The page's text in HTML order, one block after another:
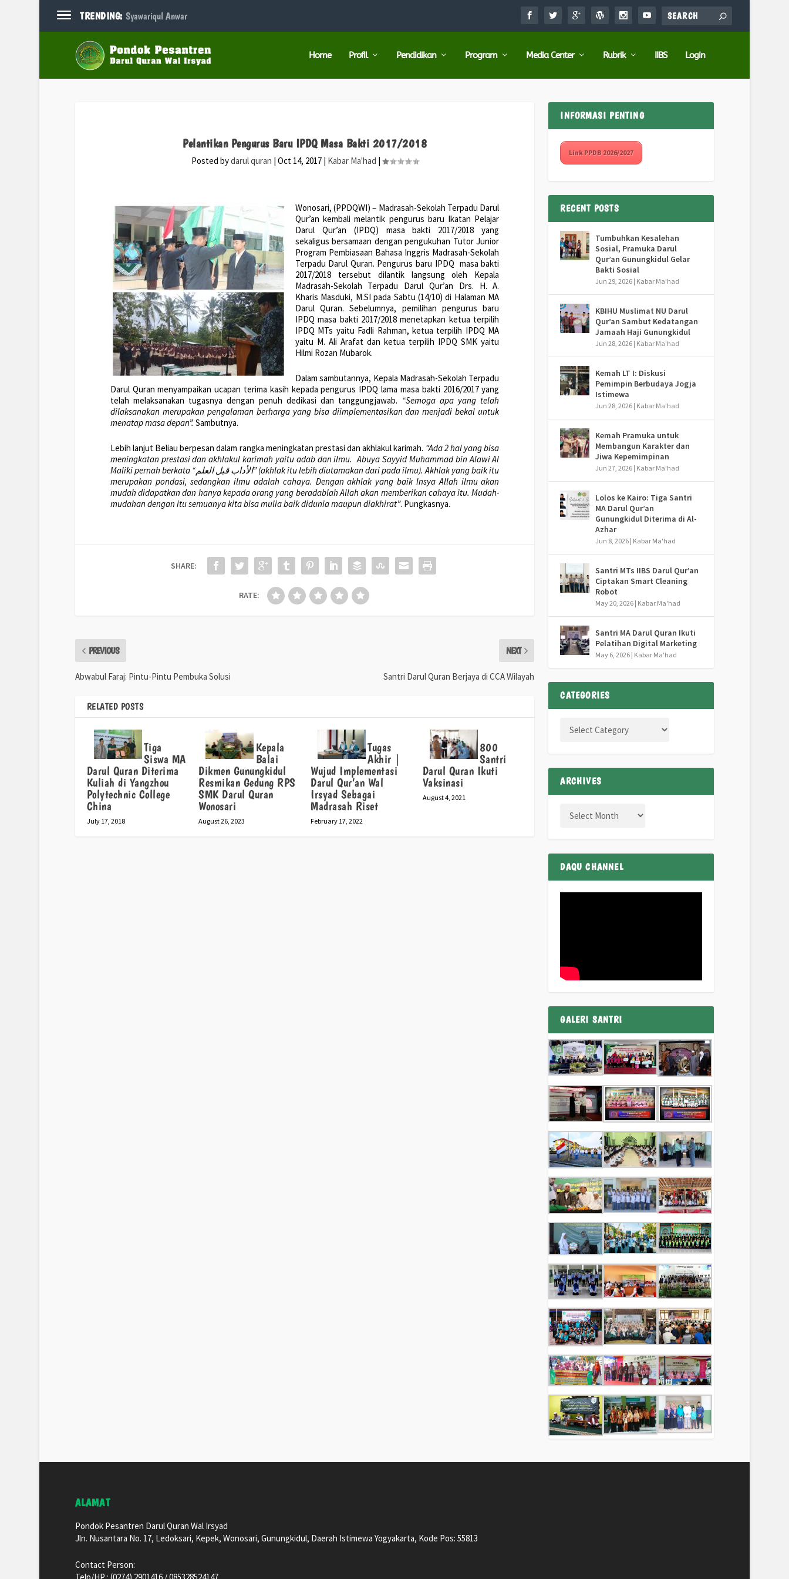
TRENDING: Syawariqul Anwar
Home Profil Pendidikan Program Media Center Rubrik IIBS Login
Pelantikan Pengurus Baru IPDQ Masa Bakti 2017/2018
Posted bydarul quran Oct 14, 2017| Kabar Ma'had
Wonosari, (PPDQWI) – Madrasah-Sekolah Terpadu Darul
Qur’an kembali melantik pengurus baru Ikatan Pelajar
Darul Qur’an (IPDQ) masa bakti 2017/2018 yang
sekaligus bersamaan dengan pengukuhan Tutor Junior
Program Pembiasaan Bahasa Inggris Madrasah-Sekolah
Terpadu Darul Quran. Pengurus baru IPDQ masa bakti
2017/2018 tersebut dilantik langsung oleh Kepala
Madrasah-Sekolah Terpadu Darul Qur’an Drs. H. A.
Kharis Masduki, M.SI pada Sabtu (14/10) di Halaman MA
Darul Quran. Sebelumnya, pemilihan pengurus baru
IPDQ masa bakti 2017/2018 menetapkan ketua terpilih
IPDQ MTs yaitu Fadli Rahman, ketua terpilih IPDQ MA
yaitu M. Ali Arafat dan ketua terpilih IPDQ SMK yaitu
Hilmi Rozan Mubarok.
Dalam sambutannya, Kepala Madrasah-Sekolah Terpadu
Darul Quran menyampaikan ucapan terima kasih kepada pengurus IPDQ lama masa bakti 2016/2017 yang
telah melaksanakan tugasnya dengan penuh dedikasi dan tanggungjawab. “Semoga apa yang telah
dilaksanakan merupakan pengalaman berharga yang bisa diimplementasikan dan menjadi bekal untuk
menatap masa depan”. Sambutnya.
Lebih lanjut Beliau berpesan dalam rangka meningkatan prestasi dan akhlakul karimah. “Ada 2 hal yang bisa
meningkatan prestasi dan akhlakul karimah yaitu adab dan ilmu. Abuya Sayyid Muhammad bin Alawi Al
Maliki pernah berkata “الأداب قبل العلم” (akhlak itu lebih diutamakan dari pada ilmu). Akhlak yang baik itu
merupakan pondasi, sedangkan ilmu adalah cahaya. Dengan akhlak yang baik Insya Allah ilmu akan
mudah didapatkan dan hanya kepada orang yang beradablah Allah akan memberikan cahaya itu. Mudah-
mudahan dengan itu semuanya kita bisa mulia baik didunia maupun diakhirat”. Pungkasnya.
SHARE:
RATE:
PREVIOUS
Abwabul Faraj: Pintu-Pintu Pembuka Solusi
NEXT
Santri Darul Quran Berjaya di CCA Wilayah
RELATED POSTS
Tiga
Siswa MA
Darul Quran Diterima
Kuliah di Yangzhou
Polytechnic College
China
July 17, 2018
Kepala
Balai
Dikmen Gunungkidul
Resmikan Gedung RPS
SMK Darul Quran
Wonosari
August 26, 2023
Tugas
Akhir |
Wujud Implementasi
Darul Qur’an Wal
Irsyad Sebagai
Madrasah Riset
February 17, 2022
800
Santri
Darul Quran Ikuti
Vaksinasi
August 4, 2021
INFORMASI PENTING
Link PPDB 2026/2027
RECENT POSTS
Tumbuhkan Kesalehan
Sosial, Pramuka Darul
Qur’an Gunungkidul Gelar
Bakti Sosial
Jun 29, 2026 | Kabar Ma'had
KBIHU Muslimat NU Darul
Qur’an Sambut Kedatangan
Jamaah Haji Gunungkidul
Jun 28, 2026 | Kabar Ma'had
Kemah LT I: Diskusi
Pemimpin Berbudaya Jogja
Istimewa
Jun 28, 2026 | Kabar Ma'had
Kemah Pramuka untuk
Membangun Karakter dan
Jiwa Kepemimpinan
Jun 27, 2026 | Kabar Ma'had
Lolos ke Kairo: Tiga Santri
MA Darul Qur’an
Gunungkidul Diterima di Al-
Azhar
Jun 8, 2026 | Kabar Ma'had
Santri MTs IIBS Darul Qur’an
Ciptakan Smart Cleaning
Robot
May 20, 2026 | Kabar Ma'had
Santri MA Darul Quran Ikuti
Pelatihan Digital Marketing
May 6, 2026 | Kabar Ma'had
CATEGORIES
ARCHIVES
DAQU CHANNEL
GALERI SANTRI
ALAMAT
Pondok Pesantren Darul Quran Wal Irsyad
Jln. Nusantara No. 17, Ledoksari, Kepek, Wonosari, Gunungkidul, Daerah Istimewa Yogyakarta, Kode Pos: 55813
Contact Person: